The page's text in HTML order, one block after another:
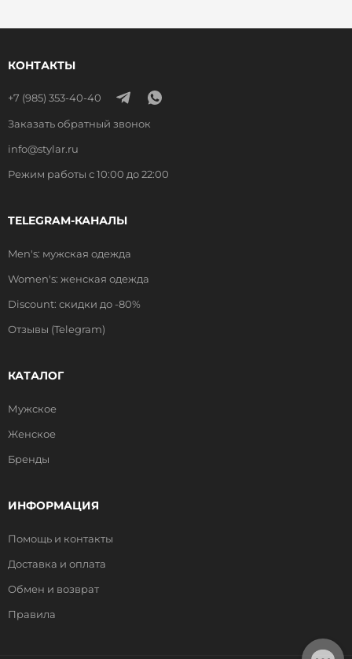
КОНТАКТЫ
+7 (985) 353-40-40
Заказать обратный звонок
info@stylar.ru
Режим работы с 10:00 до 22:00
TELEGRAM-КАНАЛЫ
Men's: мужская одежда
Women's: женская одежда
Discount: скидки до -80%
Отзывы (Telegram)
КАТАЛОГ
Мужское
Женское
Бренды
ИНФОРМАЦИЯ
Помощь и контакты
Доставка и оплата
Обмен и возврат
Правила